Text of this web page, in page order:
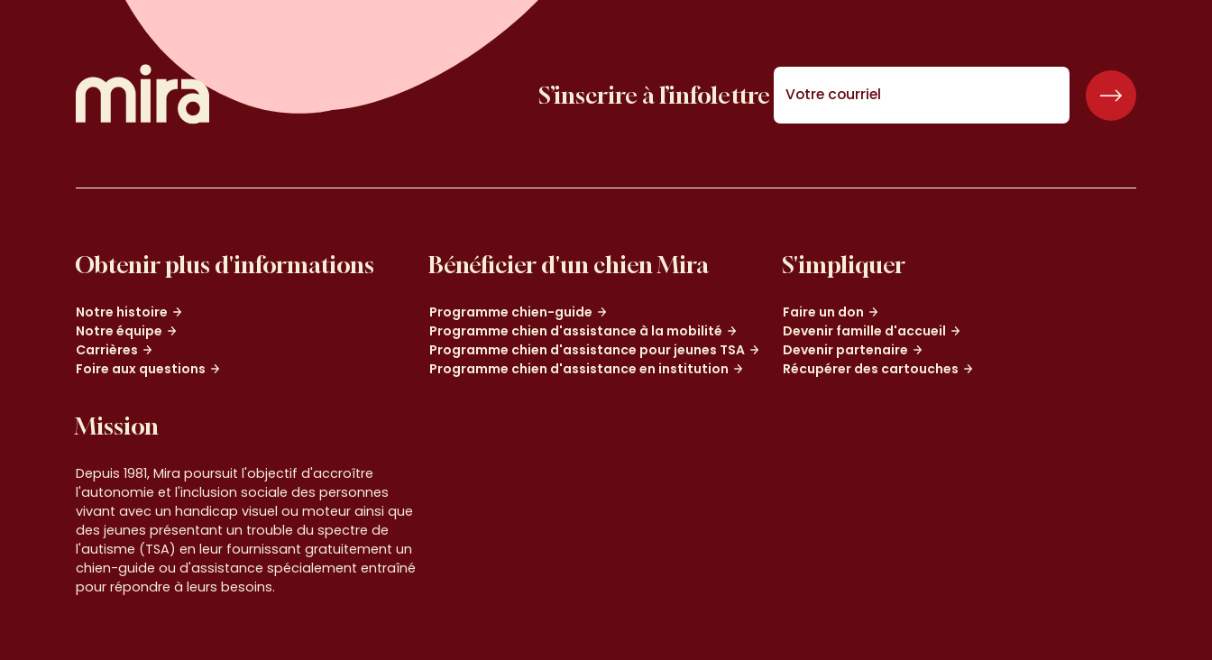
S’inscrire à l’infolettre Votre courriel
Obtenir plus d'informations
Notre histoire
Notre équipe
Carrières
Foire aux questions
Mission
Depuis 1981, Mira poursuit l'objectif d'accroître
l'autonomie et l'inclusion sociale des personnes
vivant avec un handicap visuel ou moteur ainsi que
des jeunes présentant un trouble du spectre de
l'autisme (TSA) en leur fournissant gratuitement un
chien-guide ou d'assistance spécialement entraîné
pour répondre à leurs besoins.
Bénéficier d'un chien Mira
Programme chien-guide
Programme chien d'assistance à la mobilité
Programme chien d'assistance pour jeunes TSA
Programme chien d'assistance en institution
S'impliquer
Faire un don
Devenir famille d'accueil
Devenir partenaire
Récupérer des cartouches